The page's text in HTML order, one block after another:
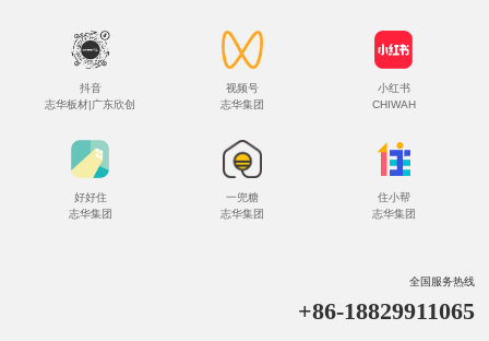
抖音
志华板材|广东欣创
视频号
志华集团
小红书
CHIWAH
好好住
志华集团
一兜糖
志华集团
住小帮
志华集团
全国服务热线
+86-18829911065